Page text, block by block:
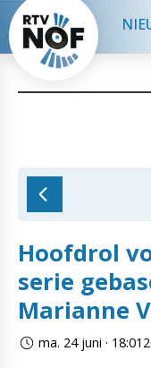
Hoofdrol
serie
Marianne
ma. 24 juni ·